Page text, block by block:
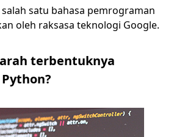
satu bahasa pemrograman
oleh raksasa teknologi Google.
terbentuknya